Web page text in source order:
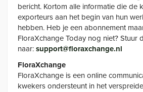
bericht. Kortom alle informatie die de
exporteurs aan het begin van hun
hebben. Heb je een abonnement
FloraXchange Today nog niet? Stuur
naar: support@floraxchange.nl
FloraXchange
FloraXchange is een online
kwekers ondersteunt in het